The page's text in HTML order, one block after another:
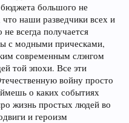
большого не
наши разведчики всех и
всегда получается
с модными прическами,
современным слэнгом
той эпохи. Все эти
войну просто
о каких событиях
жизнь простых людей во
и героизм